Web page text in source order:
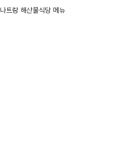
나트랑 해산물식당 메뉴